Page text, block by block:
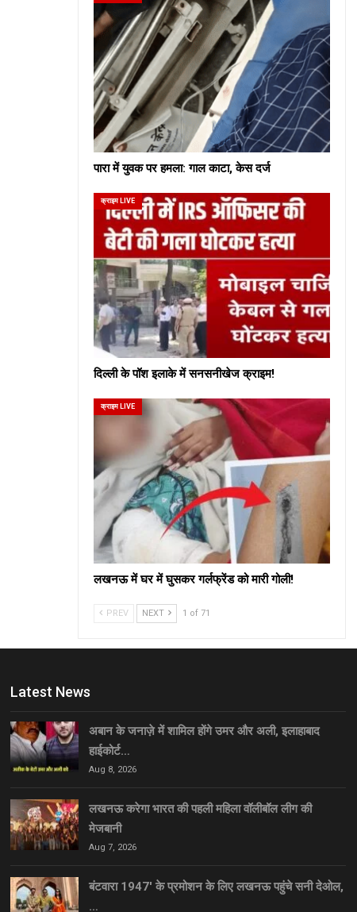
पारा में युवक पर हमला: गाल काटा, केस दर्ज
क्राइम LIVE
दिल्ली के पॉश इलाके में सनसनीखेज क्राइम!
क्राइम LIVE
लखनऊ में घर में घुसकर गर्लफ्रेंड को मारी गोली!
PREV NEXT 1 of 71
Latest News
अबान के जनाज़े में शामिल होंगे उमर और अली, इलाहाबाद
हाईकोर्ट…
Aug 8, 2026
लखनऊ करेगा भारत की पहली महिला वॉलीबॉल लीग की
मेजबानी
Aug 7, 2026
बंटवारा 1947′ के प्रमोशन के लिए लखनऊ पहुंचे सनी देओल,
…